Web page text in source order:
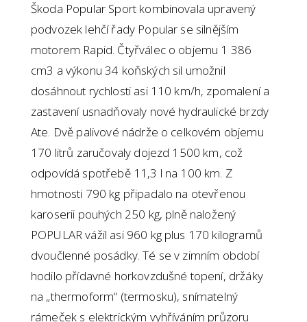
Škoda Popular Sport kombinovala upravený
podvozek lehčí řady Popular se silnějším
motorem Rapid. Čtyřválec o objemu 1 386
cm3 a výkonu 34 koňských sil umožnil
dosáhnout rychlosti asi 110 km/h, zpomalení a
zastavení usnadňovaly nové hydraulické brzdy
Ate. Dvě palivové nádrže o celkovém objemu
170 litrů zaručovaly dojezd 1500 km, což
odpovídá spotřebě 11,3 l na 100 km. Z
hmotnosti 790 kg připadalo na otevřenou
karoserii pouhých 250 kg, plně naložený
POPULAR vážil asi 960 kg plus 170 kilogramů
dvoučlenné posádky. Té se v zimním období
hodilo přídavné horkovzdušné topení, držáky
na „thermoform“ (termosku), snímatelný
rámeček s elektrickým vyhříváním průzoru